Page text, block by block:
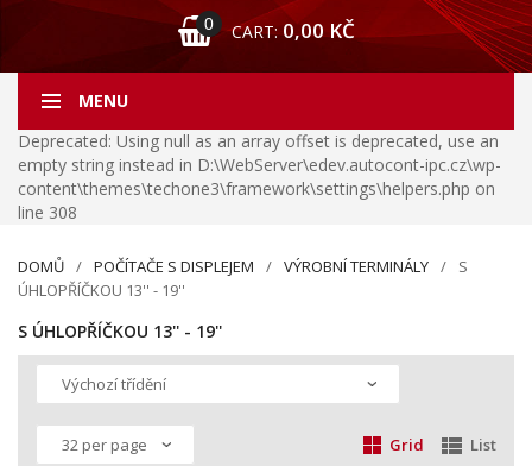
0 CART: 0,00 KČ
MENU
Deprecated: Using null as an array offset is deprecated, use an
empty string instead in D:\WebServer\edev.autocont-ipc.cz\wp-
content\themes\techone3\framework\settings\helpers.php on
line 308
DOMŮ POČÍTAČE S DISPLEJEM VÝROBNÍ TERMINÁLY
S
ÚHLOPŘÍČKOU 13'' - 19''
S ÚHLOPŘÍČKOU 13'' - 19''
Grid List